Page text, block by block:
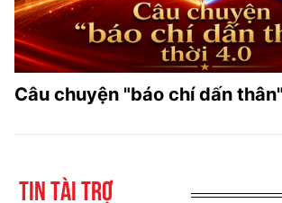
Câu chuyện "báo chí dấn